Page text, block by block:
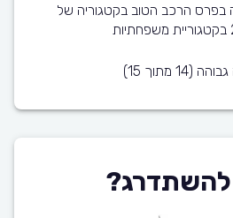
בפרס הרכב הטוב בקטגוריה של
מתוך 15)
להשתדרג?